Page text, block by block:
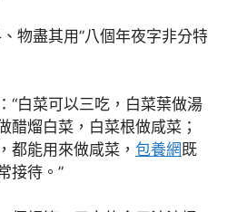
物盡其用”八個年夜字非分特
“白菜可以三吃，白菜葉做湯
醋熘白菜，白菜根做咸菜；
都能用來做咸菜， 包養網既
接待。”